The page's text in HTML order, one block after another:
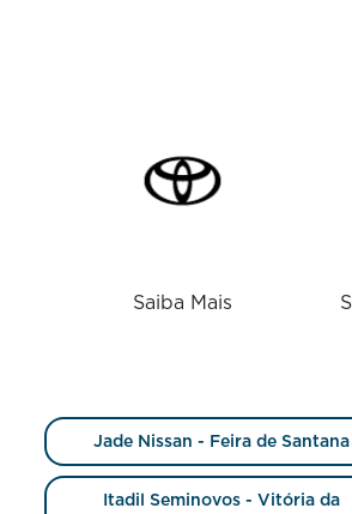
Saiba Mais
Jade Nissan - Feira de Santana
Itadil Seminovos - Vitória da